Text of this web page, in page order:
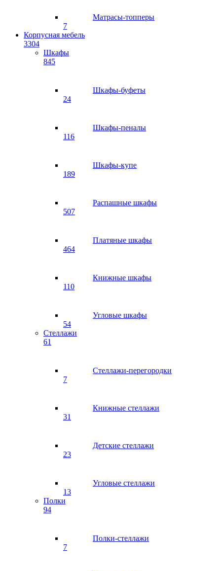
Матрасы-топперы
7
Корпусная мебель
3304
Шкафы
845
Шкафы-буфеты
24
Шкафы-пеналы
116
Шкафы-купе
189
Распашные шкафы
507
Платяные шкафы
464
Книжные шкафы
110
Угловые шкафы
54
Стеллажи
61
Стеллажи-перегородки
7
Книжные стеллажи
31
Детские стеллажи
23
Угловые стеллажи
13
Полки
94
Полки-стеллажи
7